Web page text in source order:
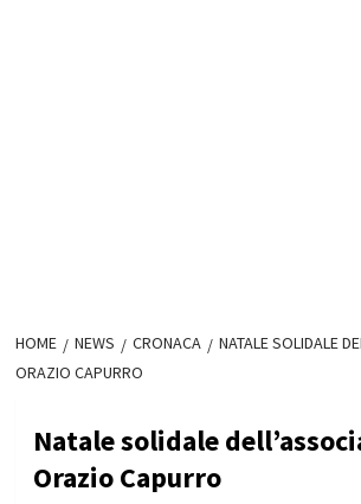
HOME NEWS CRONACA
NATALE SOLIDALE
ORAZIO CAPURRO
Natale solidale
Orazio Capurro